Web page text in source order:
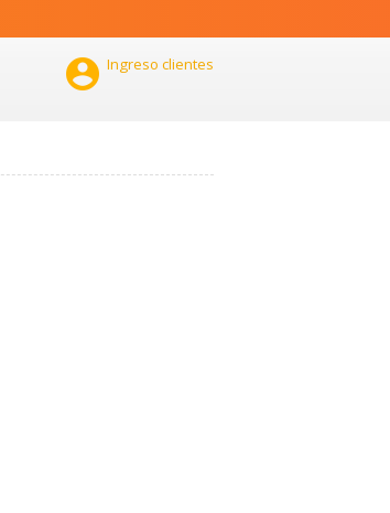
 Ingreso clientes